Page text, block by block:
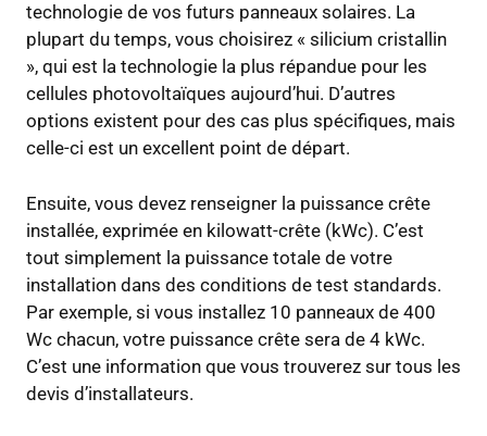
technologie de vos futurs panneaux solaires. La
plupart du temps, vous choisirez « silicium cristallin
», qui est la technologie la plus répandue pour les
cellules photovoltaïques aujourd’hui. D’autres
options existent pour des cas plus spécifiques, mais
celle-ci est un excellent point de départ.
Ensuite, vous devez renseigner la puissance crête
installée, exprimée en kilowatt-crête (kWc). C’est
tout simplement la puissance totale de votre
installation dans des conditions de test standards.
Par exemple, si vous installez 10 panneaux de 400
Wc chacun, votre puissance crête sera de 4 kWc.
C’est une information que vous trouverez sur tous les
devis d’installateurs.